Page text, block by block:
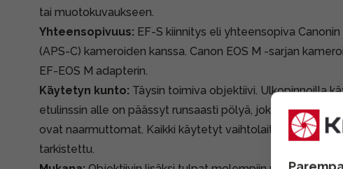
tai muotokuvaukseen.
Yhteensopivuus: EF-S kiinnitys eli yhteensopiva
(APS-C) kameroiden kanssa. Canon EOS M -sarjan
EF-EOS M adapterin.
Käytetyn kunto: Täysin toimiva objektiivi. Ulkopinnoilla
etulinssin alle on päässyt runsaasti pölyä, joka voi näkyä
ovat naarmuttomat. Kaikki käytetyt vaihtolaitteemme on
tarkistettu.